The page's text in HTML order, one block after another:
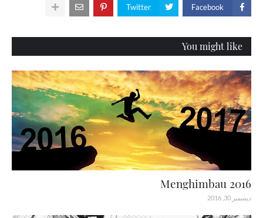
Facebook
Twitter
You might like
Menghimbau 2016
ديسمبر 30, 2016